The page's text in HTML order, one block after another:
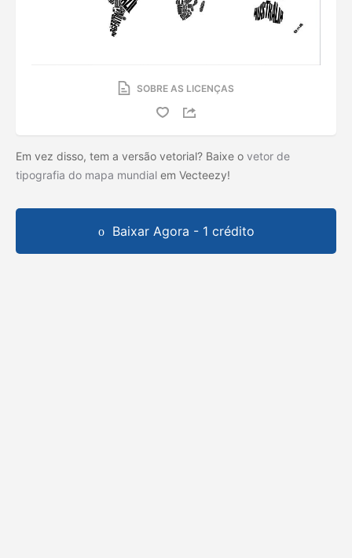
SOBRE AS LICENÇAS
Em vez disso, tem a versão vetorial? Baixe o vetor de
tipografia do mapa mundial em Vecteezy!
Baixar Agora - 1 crédito